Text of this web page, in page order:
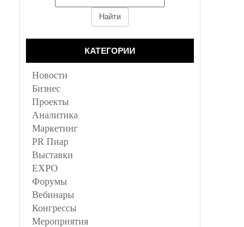
КАТЕГОРИИ
Новости
Бизнес
Проекты
Аналитика
Маркетинг
PR Пиар
Выставки
EXPO
Форумы
Вебинары
Конгрессы
Мероприятия